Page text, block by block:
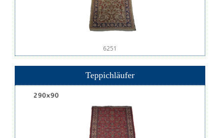
6251
Teppichläufer